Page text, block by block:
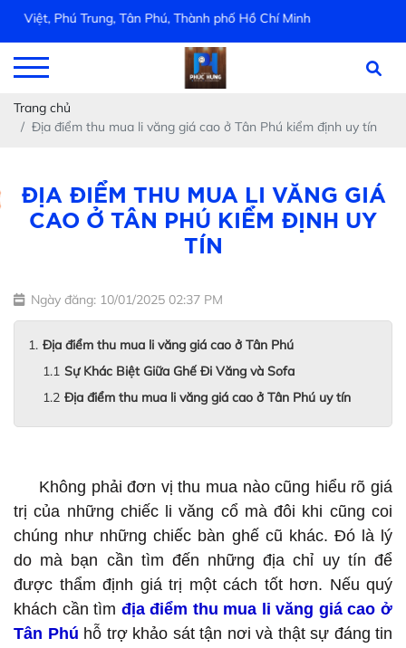
Phú Trung, Tân Phú, Thành phố Hồ Chí Minh
Trang chủ
Địa điểm thu mua li văng giá cao ở Tân Phú kiểm định uy tín
ĐỊA ĐIỂM THU MUA LI VĂNG GIÁ
CAO Ở TÂN PHÚ KIỂM ĐỊNH UY
TÍN
Ngày đăng: 10/01/2025 02:37 PM
Địa điểm thu mua li văng giá cao ở Tân Phú
Sự Khác Biệt Giữa Ghế Đi Văng và Sofa
Địa điểm thu mua li văng giá cao ở Tân Phú uy tín
Không phải đơn vị thu mua nào cũng hiểu rõ giá
trị của những chiếc li văng cổ mà đôi khi cũng coi
chúng như những chiếc bàn ghế cũ khác. Đó là lý
do mà bạn cần tìm đến những địa chỉ uy tín để
được thẩm định giá trị một cách tốt hơn. Nếu quý
khách cần tìm địa điểm thu mua li văng giá cao ở
Tân Phú hỗ trợ khảo sát tận nơi và thật sự đáng tin